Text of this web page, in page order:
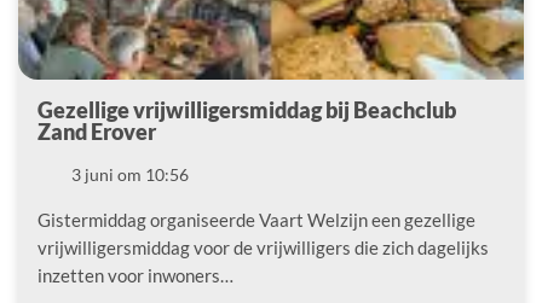
Gezellige vrijwilligersmiddag bij Beachclub
Zand Erover
Datum3 juni om 10:56
Gistermiddag organiseerde Vaart Welzijn een gezellige
vrijwilligersmiddag voor de vrijwilligers die zich dagelijks
inzetten voor inwoners…